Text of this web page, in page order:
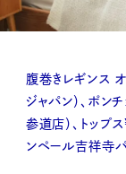
腹巻きレギンス オ
ジャパン）、ポン
参道店）、トッ
ンペール吉祥寺パ